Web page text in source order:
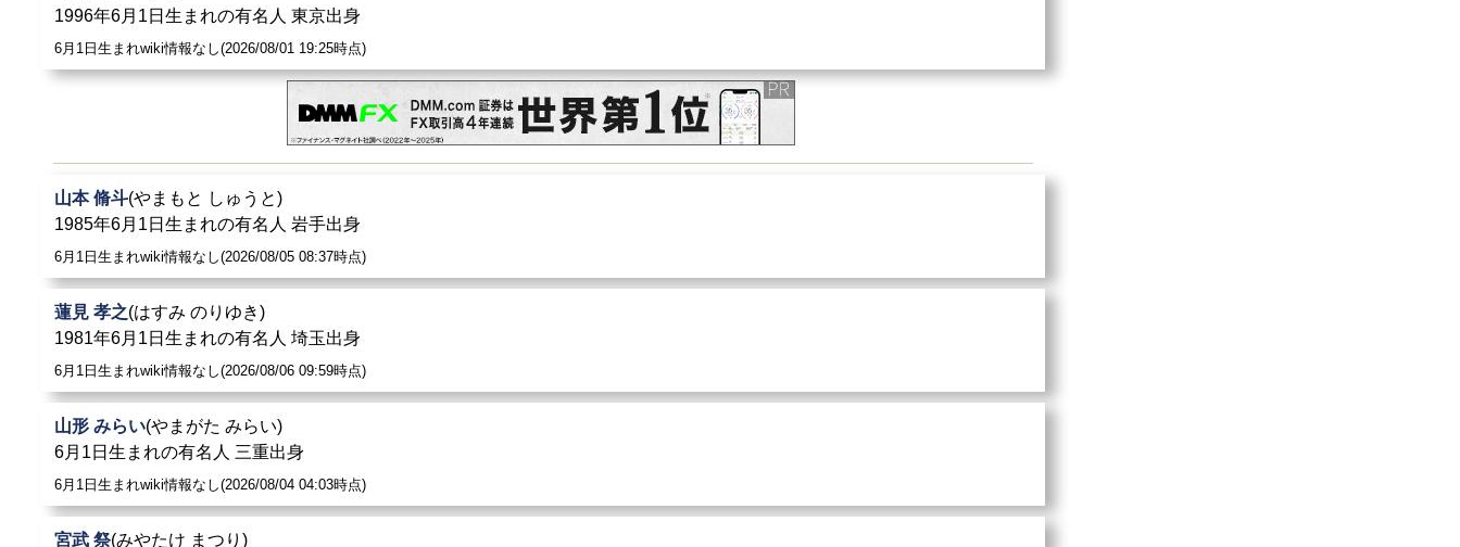
1996年6月1日生まれの有名人 東京出身
6月1日生まれwiki情報なし(2026/08/01 19:25時点)
山本 脩斗(やまもと しゅうと)
1985年6月1日生まれの有名人 岩手出身
6月1日生まれwiki情報なし(2026/08/05 08:37時点)
蓮見 孝之(はすみ のりゆき)
1981年6月1日生まれの有名人 埼玉出身
6月1日生まれwiki情報なし(2026/08/06 09:59時点)
山形 みらい(やまがた みらい)
6月1日生まれの有名人 三重出身
6月1日生まれwiki情報なし(2026/08/04 04:03時点)
宮武 祭(みやたけ まつり)